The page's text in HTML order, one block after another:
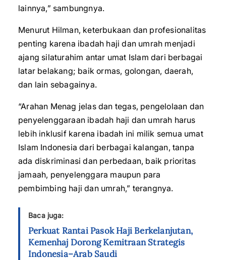
lainnya,” sambungnya.
Menurut Hilman, keterbukaan dan profesionalitas
penting karena ibadah haji dan umrah menjadi
ajang silaturahim antar umat Islam dari berbagai
latar belakang; baik ormas, golongan, daerah,
dan lain sebagainya.
“Arahan Menag jelas dan tegas, pengelolaan dan
penyelenggaraan ibadah haji dan umrah harus
lebih inklusif karena ibadah ini milik semua umat
Islam Indonesia dari berbagai kalangan, tanpa
ada diskriminasi dan perbedaan, baik prioritas
jamaah, penyelenggara maupun para
pembimbing haji dan umrah,” terangnya.
Baca juga:
Perkuat Rantai Pasok Haji Berkelanjutan,
Kemenhaj Dorong Kemitraan Strategis
Indonesia–Arab Saudi